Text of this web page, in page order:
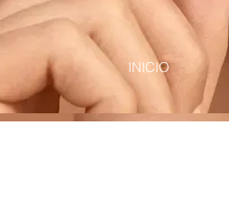
INICIO